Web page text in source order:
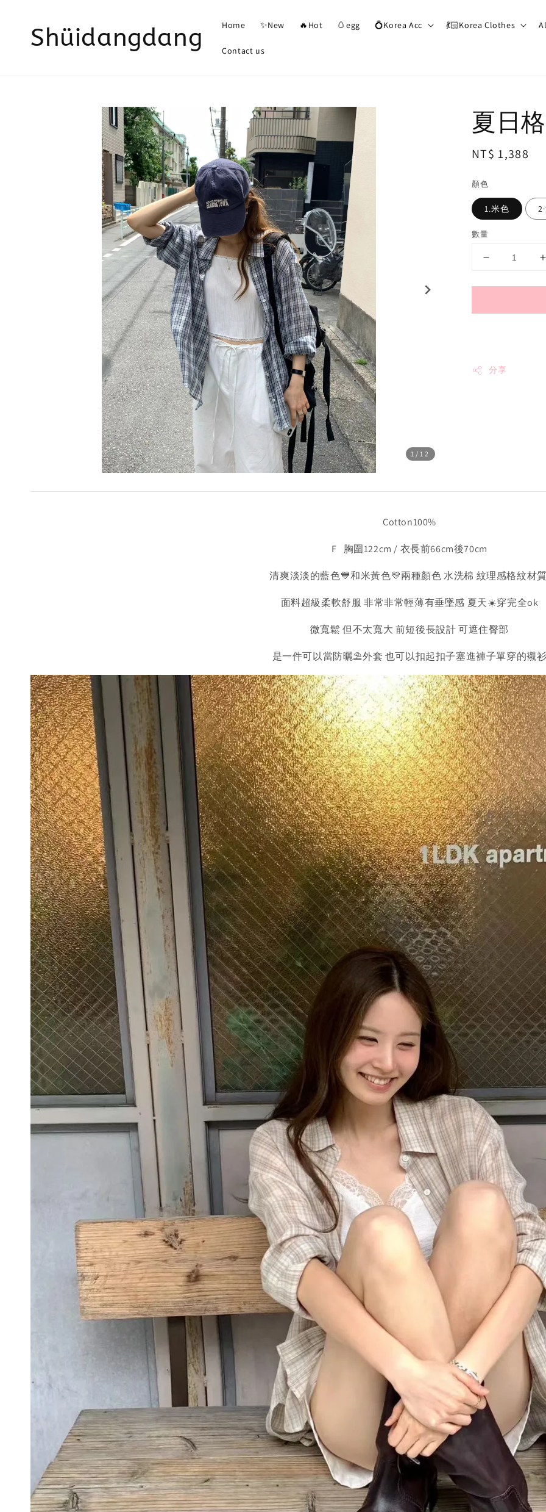
Shüidangdang Home ✨New 🔥Hot 🥚egg 💍Korea Acc 💃🏻Korea Clothes
Contact us
1 /12
夏日
Regular
NT$ 1,388
顏色
1.米色
數量
分享
Cotton100%
F 胸圍122cm / 衣長前66cm後70cm
清爽淡淡的藍色💙和米黃色💛兩種顏色 水洗棉 紋理感格紋材
面料超級柔軟舒服 非常非常輕薄有垂墜感 夏天☀️穿完全ok
微寬鬆 但不太寬大 前短後長設計 可遮住臀部
是一件可以當防曬⛱️外套 也可以扣起扣子塞進褲子單穿的襯